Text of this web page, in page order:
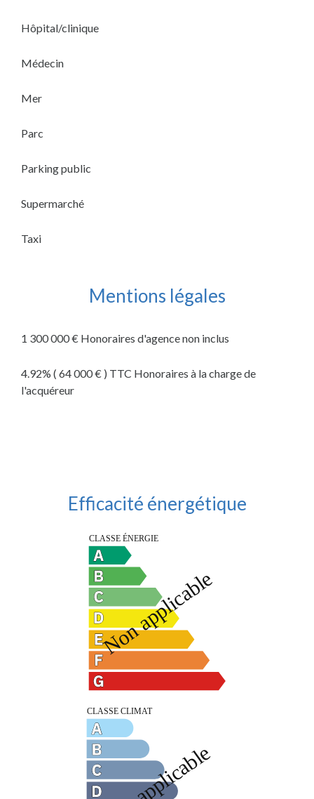
Hôpital/clinique
Médecin
Mer
Parc
Parking public
Supermarché
Taxi
Mentions légales
1 300 000 € Honoraires d'agence non inclus
4.92% ( 64 000 € ) TTC Honoraires à la charge de
l'acquéreur
Efficacité énergétique